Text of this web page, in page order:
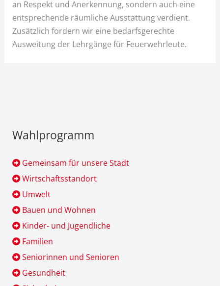
an Respekt und Anerkennung, sondern auch eine
entsprechende räumliche Ausstattung verdient.
Zusätzlich fordern wir eine bedarfsgerechte
Ausweitung der Lehrgänge für Feuerwehrleute.
Wahlprogramm
Gemeinsam für unsere Stadt
Wirtschaftsstandort
Umwelt
Bauen und Wohnen
Kinder- und Jugendliche
Familien
Seniorinnen und Senioren
Gesundheit